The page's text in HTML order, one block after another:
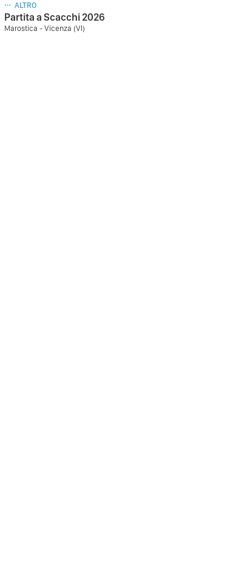
ALTRO
Partita a Scacchi 2026
Marostica - Vicenza (VI)